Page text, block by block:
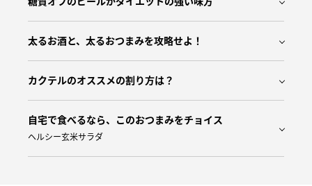
太るお酒と、太るおつまみを攻略せよ！
カクテルのオススメの割り方は？
自宅で食べるなら、このおつまみをチョイス
ヘルシー玄米サラダ